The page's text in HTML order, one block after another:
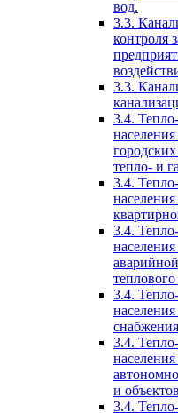
вод.
3.3.
контроля
3.3.
3.4.
тепло- и
3.4.
3.4.
3.4.
3.4.
и
3.4.